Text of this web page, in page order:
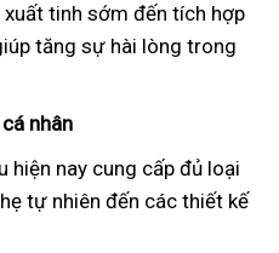
tinh sớm đến tích hợp
tăng sự hài lòng trong
nhân
hiện nay cung cấp đủ loại
tự nhiên đến các thiết kế